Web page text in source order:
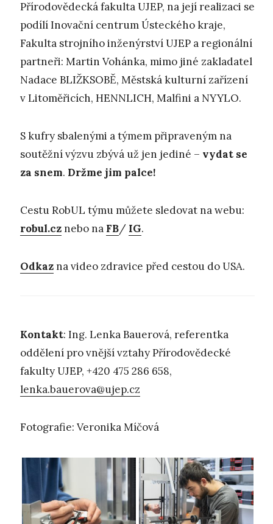
Přírodovědecká fakulta UJEP, na její realizaci se
podílí Inovační centrum Ústeckého kraje,
Fakulta strojního inženýrství UJEP a regionální
partneři: Martin Vohánka, mimo jiné zakladatel
Nadace BLIŽKSOBĚ, Městská kulturní zařízení
v Litoměřicích, HENNLICH, Malfini a NYYLO.
S kufry sbalenými a týmem připraveným na
soutěžní výzvu zbývá už jen jediné – vydat se
za snem. Držme jim palce!
Cestu RobUL týmu můžete sledovat na webu:
robul.cznebo na FB/ IG.
Odkazna video zdravice před cestou do USA.
Kontakt: Ing. Lenka Bauerová, referentka
oddělení pro vnější vztahy Přírodovědecké
fakulty UJEP, +420 475 286 658,
lenka.bauerova@ujep.cz
Fotografie: Veronika Míčová